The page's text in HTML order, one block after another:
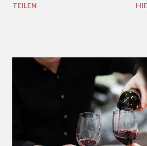
Harmonische - ich wusste sofort, hier
TEILEN